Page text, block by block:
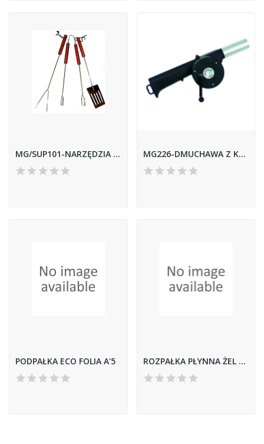
MG/SUP101-NARZĘDZIA DO GRILLA 3SZT MG226-DMUCHAWA Z KOŁOWROTKIEM
PODPAŁKA ECO FOLIA A'5 ROZPAŁKA PŁYNNA ŻEL 0.5L